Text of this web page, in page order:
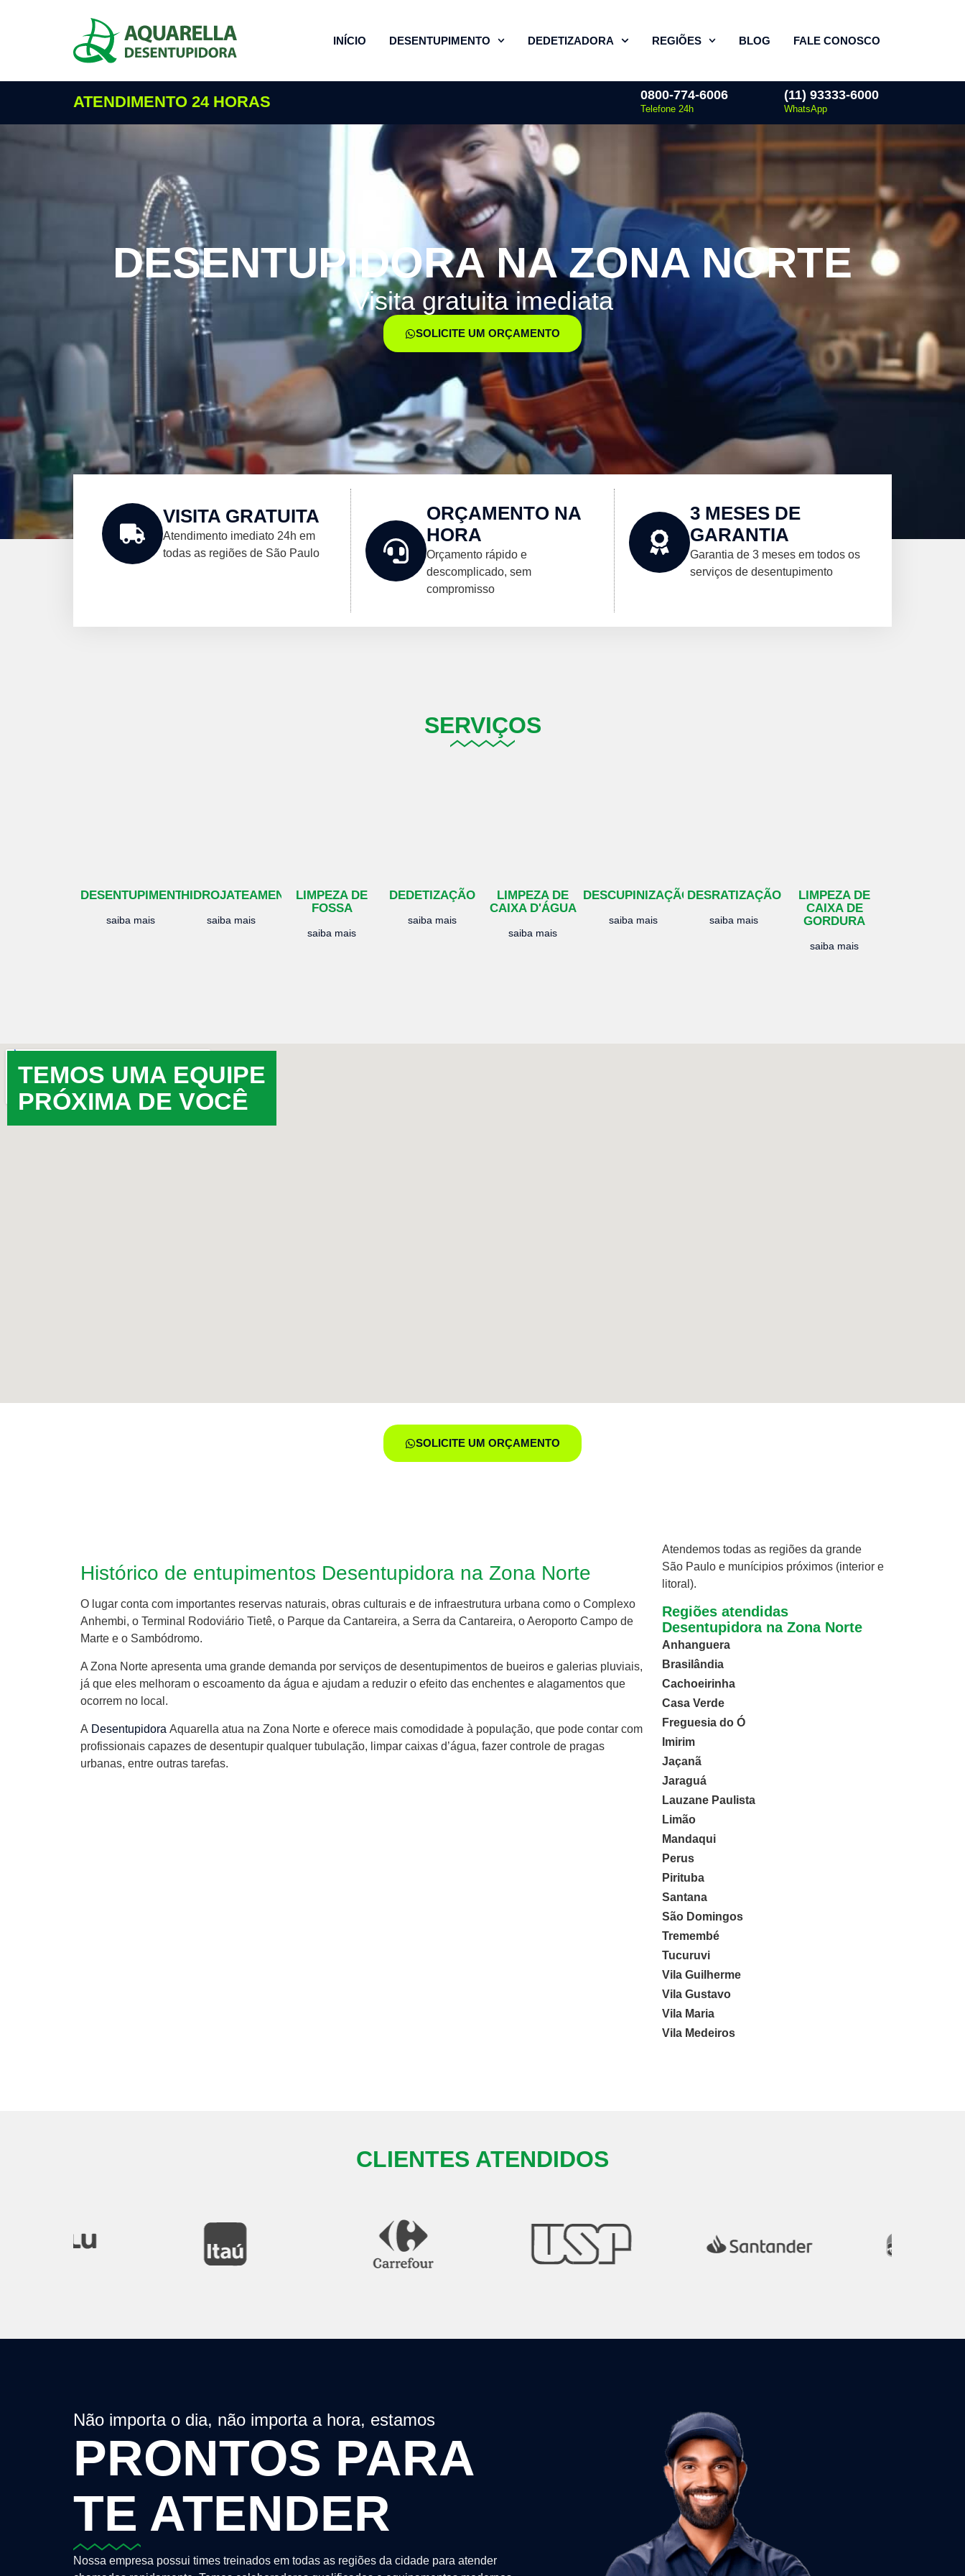
INÍCIO DESENTUPIMENTO DEDETIZADORA REGIÕES BLOG FALE CONOSCO
ATENDIMENTO 24 HORAS 0800-774-6006
Telefone 24h
(11) 93333-6000
WhatsApp
DESENTUPIDORA NA ZONA NORTE
Visita gratuita imediata
SOLICITE UM ORÇAMENTO
VISITA GRATUITA
Atendimento imediato 24h em
todas as regiões de São Paulo
ORÇAMENTO NA
HORA
Orçamento rápido e
descomplicado, sem
compromisso
3 MESES DE
GARANTIA
Garantia de 3 meses em todos os
serviços de desentupimento
SERVIÇOS
DESENTUPIMENTO
saiba mais
HIDROJATEAMENTO
saiba mais
LIMPEZA DE
FOSSA
saiba mais
DEDETIZAÇÃO
saiba mais
LIMPEZA DE
CAIXA D'ÁGUA
saiba mais
DESCUPINIZAÇÃO
saiba mais
DESRATIZAÇÃO
saiba mais
LIMPEZA DE
CAIXA DE
GORDURA
saiba mais
TEMOS UMA EQUIPE
PRÓXIMA DE VOCÊ
SOLICITE UM ORÇAMENTO
Histórico de entupimentos Desentupidora na Zona Norte
O lugar conta com importantes reservas naturais, obras culturais e de infraestrutura urbana como o Complexo
Anhembi, o Terminal Rodoviário Tietê, o Parque da Cantareira, a Serra da Cantareira, o Aeroporto Campo de
Marte e o Sambódromo.
A Zona Norte apresenta uma grande demanda por serviços de desentupimentos de bueiros e galerias pluviais,
já que eles melhoram o escoamento da água e ajudam a reduzir o efeito das enchentes e alagamentos que
ocorrem no local.
A Desentupidora Aquarella atua na Zona Norte e oferece mais comodidade à população, que pode contar com
profissionais capazes de desentupir qualquer tubulação, limpar caixas d’água, fazer controle de pragas
urbanas, entre outras tarefas.
Atendemos todas as regiões da grande
São Paulo e munícipios próximos (interior e
litoral).
Regiões atendidas
Desentupidora na Zona Norte
Anhanguera
Brasilândia
Cachoeirinha
Casa Verde
Freguesia do Ó
Imirim
Jaçanã
Jaraguá
Lauzane Paulista
Limão
Mandaqui
Perus
Pirituba
Santana
São Domingos
Tremembé
Tucuruvi
Vila Guilherme
Vila Gustavo
Vila Maria
Vila Medeiros
CLIENTES ATENDIDOS
Não importa o dia, não importa a hora, estamos
PRONTOS PARA
TE ATENDER
Nossa empresa possui times treinados em todas as regiões da cidade para atender